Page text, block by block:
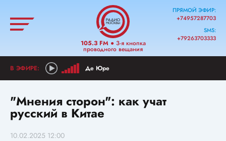
105.3 FM● 3-я кнопка
проводного вещания
ПРЯМОЙ ЭФИР:
+74957287703
SMS:
+79263703333
Де Юре
"Мнения сторон": как учат
русский в Китае
10.02.2025 12:00